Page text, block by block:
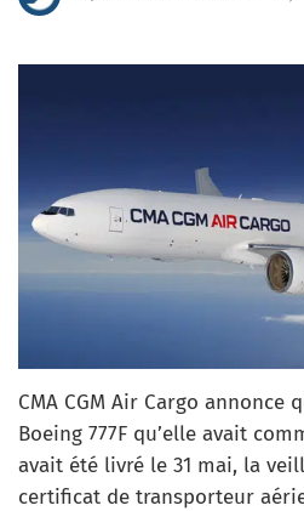
CMA CGM Air Cargo annonce
Boeing 777F qu’elle avait
avait été livré le 31 mai, la
certificat de transporteur